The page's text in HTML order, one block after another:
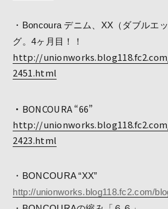
・Boncoura デニム、XX（ダブルエ
グ。4ヶ月目！！
http://
2451.html
・BONCOURA “66”
http://
2423.html
・BONCOURA “XX”
http://unionworks.blog118.fc2.com/